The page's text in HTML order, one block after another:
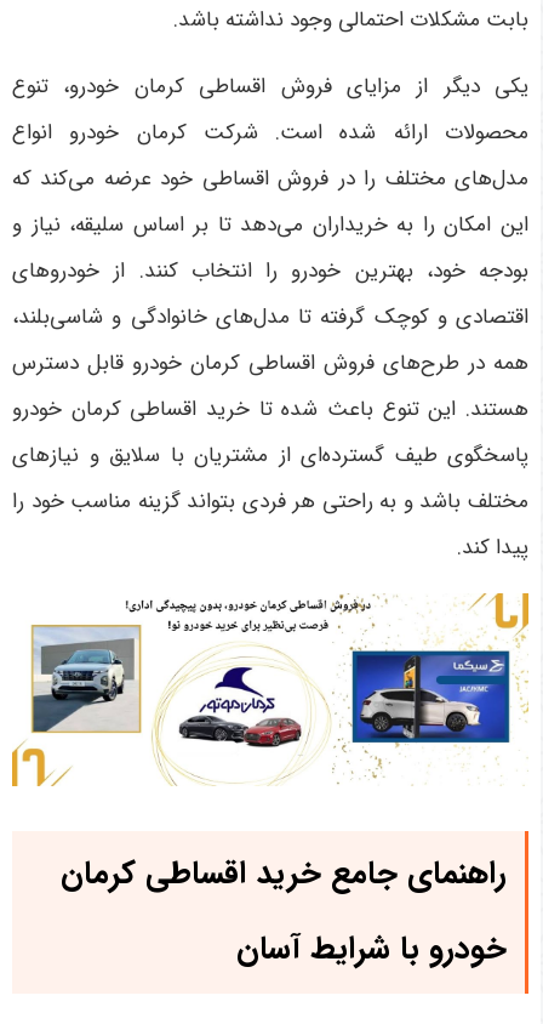
بابت مشکلات احتمالی وجود نداشته باشد.
یکی دیگر از مزایای فروش اقساطی کرمان خودرو، تنوع
محصولات ارائه شده است. شرکت کرمان خودرو انواع
مدل‌های مختلف را در فروش اقساطی خود عرضه می‌کند که
این امکان را به خریداران می‌دهد تا بر اساس سلیقه، نیاز و
بودجه خود، بهترین خودرو را انتخاب کنند. از خودروهای
اقتصادی و کوچک گرفته تا مدل‌های خانوادگی و شاسی‌بلند،
همه در طرح‌های فروش اقساطی کرمان خودرو قابل دسترس
هستند. این تنوع باعث شده تا خرید اقساطی کرمان خودرو
پاسخگوی طیف گسترده‌ای از مشتریان با سلایق و نیازهای
مختلف باشد و به راحتی هر فردی بتواند گزینه مناسب خود را
پیدا کند.
راهنمای جامع خرید اقساطی کرمان
خودرو با شرایط آسان